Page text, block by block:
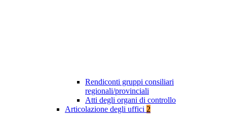
Rendiconti gruppi consiliari
regionali/provinciali
Atti degli organi di controllo
Articolazione degli uffici 2